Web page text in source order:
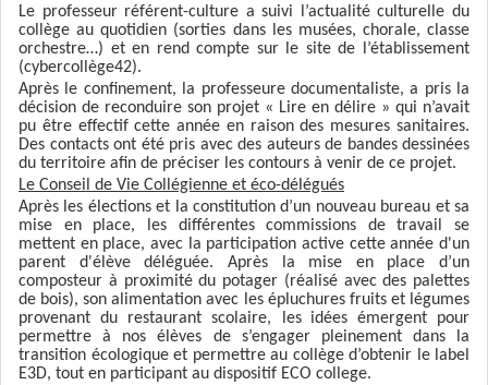
Le professeur référent-culture a suivi l’actualité culturelle du
collège au quotidien (sorties dans les musées, chorale, classe
orchestre…) et en rend compte sur le site de l’établissement
(cybercollège42).
Après le confinement, la professeure documentaliste, a pris la
décision de reconduire son projet « Lire en délire » qui n’avait
pu être effectif cette année en raison des mesures sanitaires.
Des contacts ont été pris avec des auteurs de bandes dessinées
du territoire afin de préciser les contours à venir de ce projet.
Le Conseil de Vie Collégienne et éco-délégués
Après les élections et la constitution d’un nouveau bureau et sa
mise en place, les différentes commissions de travail se
mettent en place, avec la participation active cette année d'un
parent d'élève déléguée. Aprèsla mise en place d’un
composteur à proximité du potager (réalisé avec des palettes
de bois), son alimentation avec les épluchures fruits et légumes
provenant du restaurant scolaire, les idées émergent pour
permettre à nos élèves de s’engager pleinement dans la
transition écologique et permettre au collège d’obtenir le label
E3D, tout en participant au dispositif ECO college.